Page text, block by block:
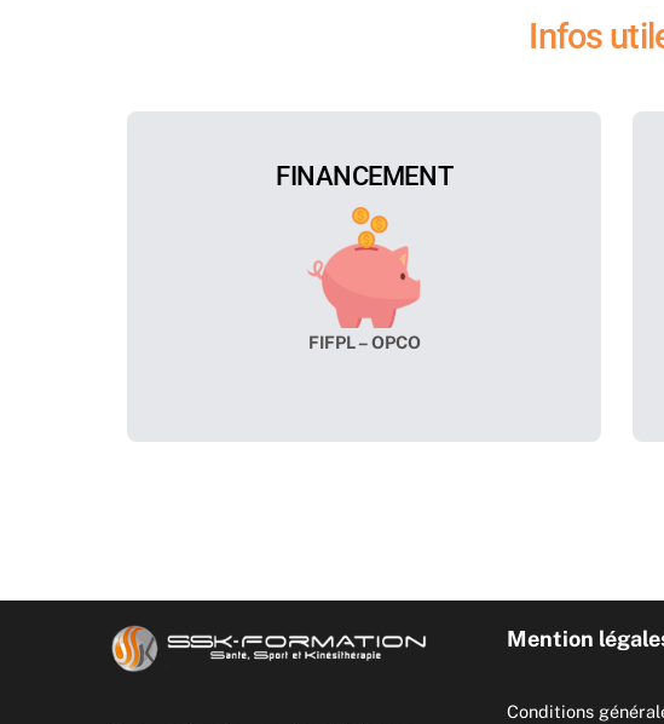
Infos
FINANCEMENT
FIFPL – OPCO
Mention
Conditions